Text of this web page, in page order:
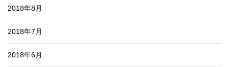
2018年8月
2018年7月
2018年6月